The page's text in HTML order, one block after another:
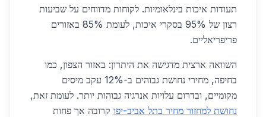
תעודות איכות בינלאומיות. לקוחות מדווחים על שביעות
רצון של 95% בסקרי איכות, לעומת 85% באזורים
פריפריאליים.
השוואה ארצית מדגישה את היתרון: באזור הצפון, כמו
בחיפה, מחירי נחושת גבוהים ב-12% עקב מיסים
מקומיים, ובדרום עלויות אנרגיה גבוהות יותר. לעומת זאת,
נחושת למחזור מחיר בתל אביב-יפו קרובה אך פחות